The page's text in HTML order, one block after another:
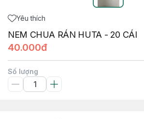
Yêu thích
NEM CHUA RÁN HUTA - 20 CÁI
40.000đ
Số lượng